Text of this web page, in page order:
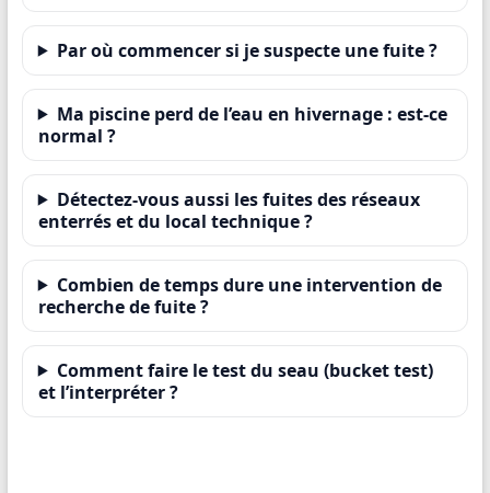
Par où commencer si je suspecte une fuite ?
Ma piscine perd de l’eau en hivernage : est-ce
normal ?
Détectez-vous aussi les fuites des réseaux
enterrés et du local technique ?
Combien de temps dure une intervention de
recherche de fuite ?
Comment faire le test du seau (bucket test)
et l’interpréter ?